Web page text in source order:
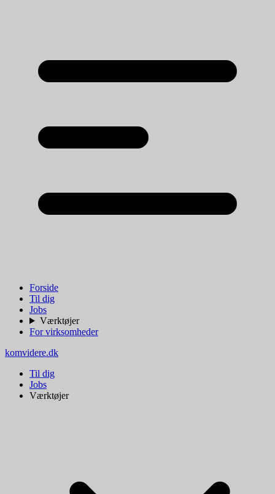
Forside
Til dig
Jobs
Værktøjer
For virksomheder
komvidere.dk
Til dig
Jobs
Værktøjer